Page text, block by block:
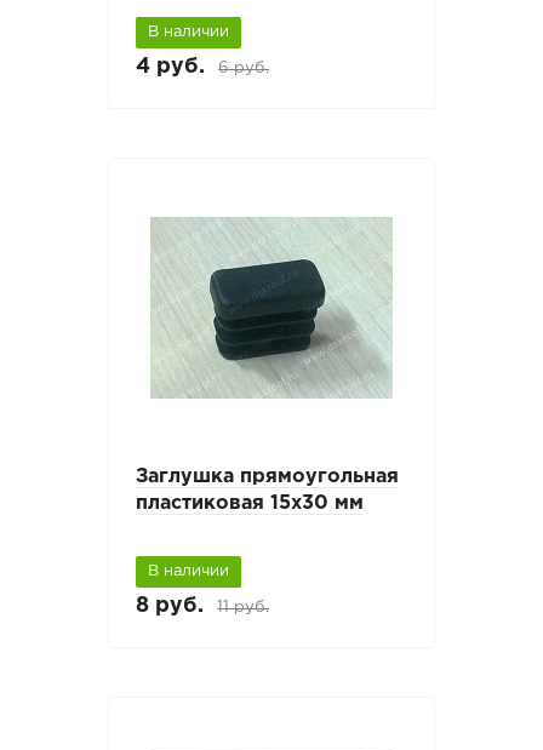
В наличии
4 руб. 6 руб.
Заглушка прямоугольная
пластиковая 15х30 мм
В наличии
8 руб. 11 руб.